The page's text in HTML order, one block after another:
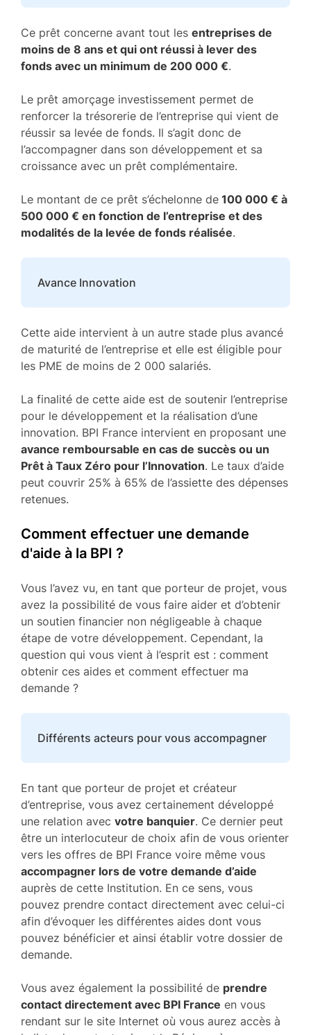
Ce prêt concerne avant tout les entreprises de
moins de 8 ans et qui ont réussi à lever des
fonds avec un minimum de 200 000 €.
Le prêt amorçage investissement permet de
renforcer la trésorerie de l’entreprise qui vient de
réussir sa levée de fonds. Il s’agit donc de
l’accompagner dans son développement et sa
croissance avec un prêt complémentaire.
Le montant de ce prêt s’échelonne de 100 000 € à
500 000 € en fonction de l’entreprise et des
modalités de la levée de fonds réalisée.
Avance Innovation
Cette aide intervient à un autre stade plus avancé
de maturité de l’entreprise et elle est éligible pour
les PME de moins de 2 000 salariés.
La finalité de cette aide est de soutenir l’entreprise
pour le développement et la réalisation d’une
innovation. BPI France intervient en proposant une
avance remboursable en cas de succès ou un
Prêt à Taux Zéro pour l’Innovation. Le taux d’aide
peut couvrir 25% à 65% de l’assiette des dépenses
retenues.
Comment effectuer une demande
d'aide à la BPI ?
Vous l’avez vu, en tant que porteur de projet, vous
avez la possibilité de vous faire aider et d’obtenir
un soutien financier non négligeable à chaque
étape de votre développement. Cependant, la
question qui vous vient à l’esprit est : comment
obtenir ces aides et comment effectuer ma
demande ?
Différents acteurs pour vous accompagner
En tant que porteur de projet et créateur
d’entreprise, vous avez certainement développé
une relation avec votre banquier. Ce dernier peut
être un interlocuteur de choix afin de vous orienter
vers les offres de BPI France voire même vous
accompagner lors de votre demande d’aide
auprès de cette Institution. En ce sens, vous
pouvez prendre contact directement avec celui-ci
afin d’évoquer les différentes aides dont vous
pouvez bénéficier et ainsi établir votre dossier de
demande.
Vous avez également la possibilité de prendre
contact directement avec BPI France en vous
rendant sur le site Internet où vous aurez accès à